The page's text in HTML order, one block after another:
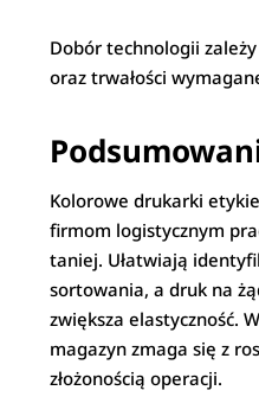
Dobór technologii
oraz trwałości
Kolorowe drukarki
firmom logistycznym
taniej. Ułatwiają
sortowania, a druk na
zwiększa elastyczność.
magazyn zmaga się z
złożonością operacji.